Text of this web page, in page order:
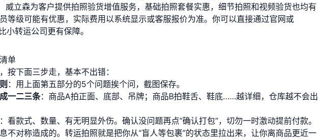
威立森为客户提供拍照验货增值服务，基础拍照套餐实惠，细节拍照和视频验货也均有
等级可能有优惠，实际费用以系统显示或客服报价为准。你可以直接通过官网或
转运公司更有保障。
单
按下面三步走，基本不出错：
：用上面第五部分的5个问题挨个问，截图保存。
一二三条：商品A拍正面、底部、吊牌；商品B拍鞋舌、鞋底……越详细，仓库越不会出
：看款式、数量、有无明显外伤。确认没问题再点“确认打包”，切勿一时激动提前付款。
不对称造成的。转运拍照就是把你从“盲人等包裹”的状态里拉出来，让你离商品更近一